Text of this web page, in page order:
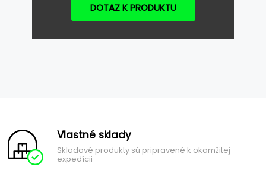
DOTAZ K PRODUKTU
Vlastné sklady
Skladové produkty sú pripravené k okamžitej
expedícii